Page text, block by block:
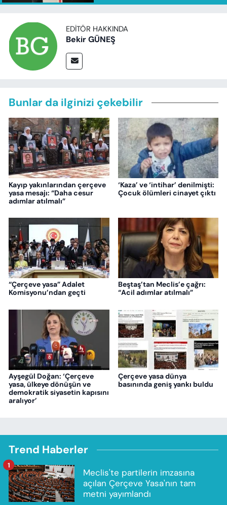
EDITÖR HAKKINDA
Bekir GÜNEŞ
Bunlar da ilginizi çekebilir
Kayıp yakınlarından çerçeve
yasa mesajı: “Daha cesur
adımlar atılmalı”
‘Kaza’ ve ‘intihar’ denilmişti:
Çocuk ölümleri cinayet çıktı
“Çerçeve yasa” Adalet
Komisyonu’ndan geçti
Beştaş’tan Meclis’e çağrı:
“Acil adımlar atılmalı”
Ayşegül Doğan: ‘Çerçeve
yasa, ülkeye dönüşün ve
demokratik siyasetin kapısını
aralıyor’
Çerçeve yasa dünya
basınında geniş yankı buldu
Trend Haberler
Meclis'te partilerin imzasına
açılan Çerçeve Yasa'nın tam
metni yayımlandı
1